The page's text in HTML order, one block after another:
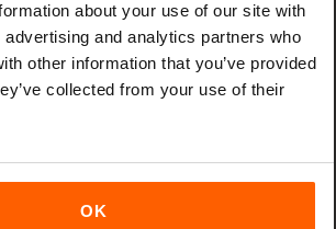
about your use of our site with
and analytics partners who
other information that you’ve provided
collected from your use of their
OK
Air (3rd generation)
Air (4th generation)
Air (5th generation)
Air (6th generation)